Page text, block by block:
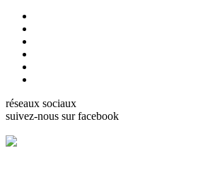
réseaux sociaux
suivez-nous sur facebook